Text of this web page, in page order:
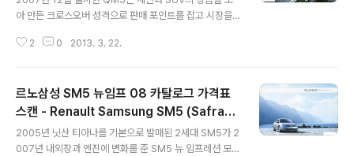
아 만든 크로스오버 성격으로 판매 포인트를 잡고 시장을
높은 싼타페급으로 삼았지만 일단 차 크기가 작아보여서
산 카슈카이가 100만대이상 생산 판매되며 히트친것과 비
교하면 실적이 생각보단 저조하다고 볼 수 있지요. ▲▼ Q
M5가 좋은 평가를 받는 부분이 피에조 인젝터, 파노라마
선루프등 국내 / 동급 최초 장비를 많이 탑재한 점입니다.
2 0 2013. 3. 22.
르노삼성 SM5 뉴임프 08 카탈로그 가격표
스캔 - Renault Samsung SM5 (Safran
e) catalog
2005년 닛산 티아나를 기본으로 발매된 2세대 SM5가 2
007년 내외장과 엔진에 변화를 준 SM5 뉴 임프레션 모델